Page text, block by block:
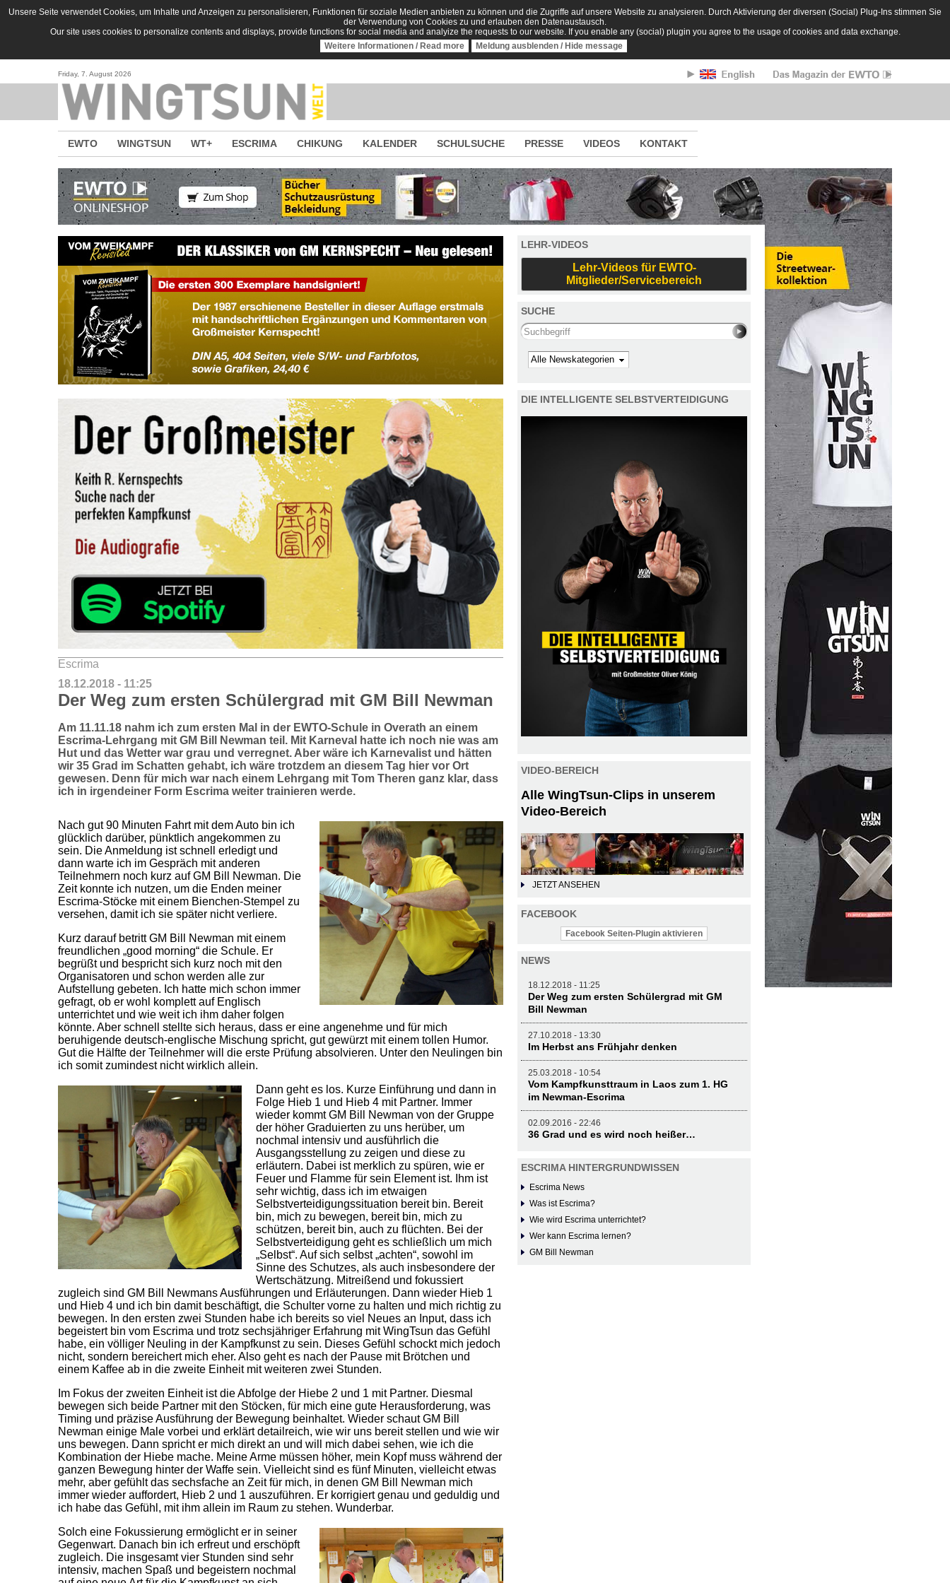
Direkt zum Inhalt
Unsere Seite verwendet Cookies, um Inhalte und Anzeigen zu personalisieren, Funktionen für soziale Medien anbieten zu können und die Zugriffe auf unsere Website zu analysieren. Durch Aktivierung der diversen (Social) Plug-Ins stimmen Sie
der Verwendung von Cookies zu und erlauben den Datenaustausch.
Our site uses cookies to personalize contents and displays, provide functions for social media and analyize the requests to our website. If you enable any (social) plugin you agree to the usage of cookies and data exchange.
Weitere Informationen / Read more
Meldung ausblenden / Hide message
Friday, 7. August 2026
EWTO WINGTSUN WT+ ESCRIMA CHIKUNG KALENDER SCHULSUCHE PRESSE VIDEOS KONTAKT
Escrima
18.12.2018 - 11:25
Der Weg zum ersten Schülergrad mit GM Bill Newman
Am 11.11.18 nahm ich zum ersten Mal in der EWTO-Schule in Overath an einem
Escrima-Lehrgang mit GM Bill Newman teil. Mit Karneval hatte ich noch nie was am
Hut und das Wetter war grau und verregnet. Aber wäre ich Karnevalist und hätten
wir 35 Grad im Schatten gehabt, ich wäre trotzdem an diesem Tag hier vor Ort
gewesen. Denn für mich war nach einem Lehrgang mit Tom Theren ganz klar, dass
ich in irgendeiner Form Escrima weiter trainieren werde.
Nach gut 90 Minuten Fahrt mit dem Auto bin ich
glücklich darüber, pünktlich angekommen zu
sein. Die Anmeldung ist schnell erledigt und
dann warte ich im Gespräch mit anderen
Teilnehmern noch kurz auf GM Bill Newman. Die
Zeit konnte ich nutzen, um die Enden meiner
Escrima-Stöcke mit einem Bienchen-Stempel zu
versehen, damit ich sie später nicht verliere.
Kurz darauf betritt GM Bill Newman mit einem
freundlichen „good morning“ die Schule. Er
begrüßt und bespricht sich kurz noch mit den
Organisatoren und schon werden alle zur
Aufstellung gebeten. Ich hatte mich schon immer
gefragt, ob er wohl komplett auf Englisch
unterrichtet und wie weit ich ihm daher folgen
könnte. Aber schnell stellte sich heraus, dass er eine angenehme und für mich
beruhigende deutsch-englische Mischung spricht, gut gewürzt mit einem tollen Humor.
Gut die Hälfte der Teilnehmer will die erste Prüfung absolvieren. Unter den Neulingen bin
ich somit zumindest nicht wirklich allein.
Dann geht es los. Kurze Einführung und dann in
Folge Hieb 1 und Hieb 4 mit Partner. Immer
wieder kommt GM Bill Newman von der Gruppe
der höher Graduierten zu uns herüber, um
nochmal intensiv und ausführlich die
Ausgangsstellung zu zeigen und diese zu
erläutern. Dabei ist merklich zu spüren, wie er
Feuer und Flamme für sein Element ist. Ihm ist
sehr wichtig, dass ich im etwaigen
Selbstverteidigungssituation bereit bin. Bereit
bin, mich zu bewegen, bereit bin, mich zu
schützen, bereit bin, auch zu flüchten. Bei der
Selbstverteidigung geht es schließlich um mich
„Selbst“. Auf sich selbst „achten“, sowohl im
Sinne des Schutzes, als auch insbesondere der
Wertschätzung. Mitreißend und fokussiert
zugleich sind GM Bill Newmans Ausführungen und Erläuterungen. Dann wieder Hieb 1
und Hieb 4 und ich bin damit beschäftigt, die Schulter vorne zu halten und mich richtig zu
bewegen. In den ersten zwei Stunden habe ich bereits so viel Neues an Input, dass ich
begeistert bin vom Escrima und trotz sechsjähriger Erfahrung mit WingTsun das Gefühl
habe, ein völliger Neuling in der Kampfkunst zu sein. Dieses Gefühl schockt mich jedoch
nicht, sondern bereichert mich eher. Also geht es nach der Pause mit Brötchen und
einem Kaffee ab in die zweite Einheit mit weiteren zwei Stunden.
Im Fokus der zweiten Einheit ist die Abfolge der Hiebe 2 und 1 mit Partner. Diesmal
bewegen sich beide Partner mit den Stöcken, für mich eine gute Herausforderung, was
Timing und präzise Ausführung der Bewegung beinhaltet. Wieder schaut GM Bill
Newman einige Male vorbei und erklärt detailreich, wie wir uns bereit stellen und wie wir
uns bewegen. Dann spricht er mich direkt an und will mich dabei sehen, wie ich die
Kombination der Hiebe mache. Meine Arme müssen höher, mein Kopf muss während der
ganzen Bewegung hinter der Waffe sein. Vielleicht sind es fünf Minuten, vielleicht etwas
mehr, aber gefühlt das sechsfache an Zeit für mich, in denen GM Bill Newman mich
immer wieder auffordert, Hieb 2 und 1 auszuführen. Er korrigiert genau und geduldig und
ich habe das Gefühl, mit ihm allein im Raum zu stehen. Wunderbar.
Solch eine Fokussierung ermöglicht er in seiner
Gegenwart. Danach bin ich erfreut und erschöpft
zugleich. Die insgesamt vier Stunden sind sehr
intensiv, machen Spaß und begeistern nochmal
LEHR-VIDEOS
Lehr-Videos für EWTO-
Mitglieder/Servicebereich
SUCHE
Search this site
Kategorie
DIE INTELLIGENTE SELBSTVERTEIDIGUNG
VIDEO-BEREICH
Alle WingTsun-Clips in unserem
Video-Bereich
JETZT ANSEHEN
FACEBOOK
Facebook Seiten-Plugin aktivieren
NEWS
18.12.2018 - 11:25
Der Weg zum ersten Schülergrad mit GM
Bill Newman
27.10.2018 - 13:30
Im Herbst ans Frühjahr denken
25.03.2018 - 10:54
Vom Kampfkunsttraum in Laos zum 1. HG
im Newman-Escrima
02.09.2016 - 22:46
36 Grad und es wird noch heißer…
ESCRIMA HINTERGRUNDWISSEN
Escrima News
Was ist Escrima?
Wie wird Escrima unterrichtet?
Wer kann Escrima lernen?
GM Bill Newman